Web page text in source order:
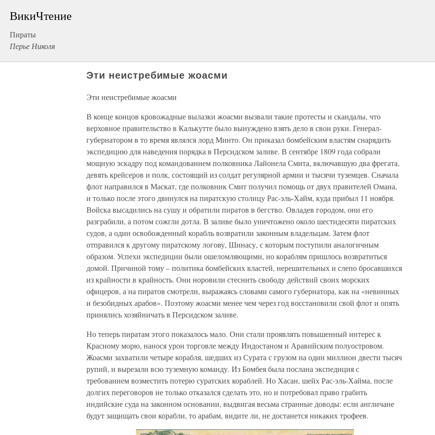
ВикиЧтение
Пираты
Перье Николя
Эти неистребимые жоасми
Эти неистребимые жоасми
В конце концов кровожадные вылазки жоасми вызвали такие протесты и скандалы, что
верховное правительство в Калькутте было вынуждено взять дело в свои руки. Генерал-
губернатором в то время являлся лорд Минто. Он приказал бомбейским властям снарядить
экспедицию для наведения порядка в Персидском заливе. В сентябре 1809 года собрали
мощную эскадру под командованием полковника Лайонела Смита, включавшую два фрегата,
девять крейсеров и полк, состоящий из солдат регулярной армии и тысячи туземцев. Сначала
флот направился в Маскат, где полковник Смит получил помощь от двух правителей Омана,
и только после этого двинулся на пиратскую столицу Рас-эль-Хайм, куда прибыл 11 ноября.
Войска высадились на сушу и обратили пиратов в бегство. Овладев городом, они его
разграбили, а потом сожгли дотла. В заливе было уничтожено около шестидесяти пиратских
судов, а один освобожденный корабль возвратили законным владельцам. Затем флот
отправился к другому пиратскому логову, Шинасу, с которым поступили аналогичным
образом. Успехи экспедиции были ошеломляющими, но кораблям пришлось возвратиться
домой. Причиной тому – политика бомбейских властей, нерешительных и слепо бросавшихся
из крайности в крайность. Они норовили стеснить свободу действий своих морских
офицеров, а на пиратов смотрели, выражаясь словами самого губернатора, как на «невинных
и безобидных арабов». Поэтому жоасми менее чем через год восстановили свой флот и опять
принялись хозяйничать в Персидском заливе.
Но теперь пиратам этого показалось мало. Они стали проявлять повышенный интерес к
Красному морю, нанося урон торговле между Индостаном и Аравийским полуостровом.
Жоасми захватили четыре корабля, шедших из Сурата с грузом на один миллион двести тысяч
рупий, и вырезали всю туземную команду. Из Бомбея была послана экспедиция с
требованием возместить потерю суратских кораблей. Но Хасан, шейх Рас-эль-Хайма, после
долгих переговоров не только отказался сделать это, но и потребовал право грабить
индийские суда на законном основании, выдвигая весьма странные доводы: если англичане
будут защищать свои корабли, то арабам, видите ли, не достанется никаких трофеев.